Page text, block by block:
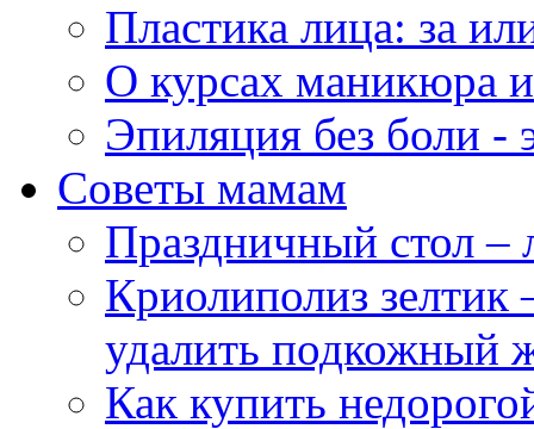
Пластика лица: за
О курсах маникюра
Эпиляция без боли -
Советы мамам
Праздничный стол –
Криолиполиз зелтик
удалить подкожный
Как купить